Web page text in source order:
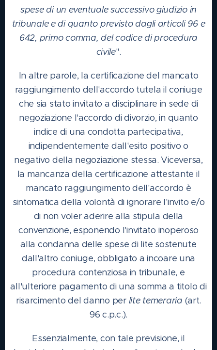
spese di un eventuale successivo giudizio in
tribunale e di quanto previsto dagli articoli 96 e
642, primo comma, del codice di procedura
civile".
In altre parole, la certificazione del mancato
raggiungimento dell'accordo tutela il coniuge
che sia stato invitato a disciplinare in sede di
negoziazione l'accordo di divorzio, in quanto
indice di una condotta partecipativa,
indipendentemente dall'esito positivo o
negativo della negoziazione stessa. Viceversa,
la mancanza della certificazione attestante il
mancato raggiungimento dell'accordo è
sintomatica della volontà di ignorare l'invito e/o
di non voler aderire alla stipula della
convenzione, esponendo l'invitato inoperoso
alla condanna delle spese di lite sostenute
dall'altro coniuge, obbligato a incoare una
procedura contenziosa in tribunale, e
all'ulteriore pagamento di una somma a titolo di
risarcimento del danno per lite temeraria (art.
96 c.p.c.).
Essenzialmente, con tale previsione, il